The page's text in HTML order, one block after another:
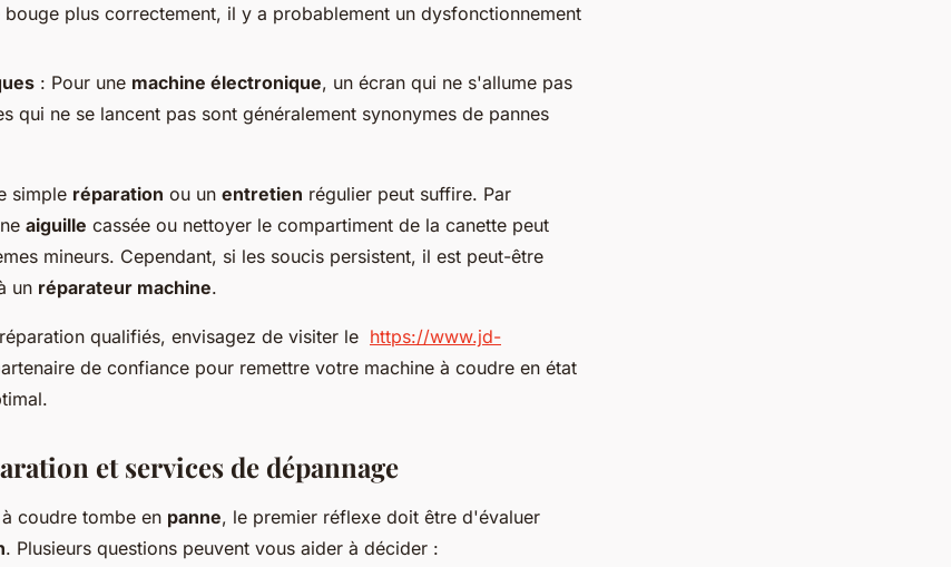
bouge plus correctement, il y a probablement un dysfonctionnement
: Pour une machine électronique, un écran qui ne s'allume pas
qui ne se lancent pas sont généralement synonymes de pannes
simple réparation ou un entretien régulier peut suffire. Par
aiguille cassée ou nettoyer le compartiment de la canette peut
mineurs. Cependant, si les soucis persistent, il est peut-être
un réparateur machine.
qualifiés, envisagez de visiter le https://www.jd-
de confiance pour remettre votre machine à coudre en état
et services de dépannage
coudre tombe en panne, le premier réflexe doit être d'évaluer
. Plusieurs questions peuvent vous aider à décider :